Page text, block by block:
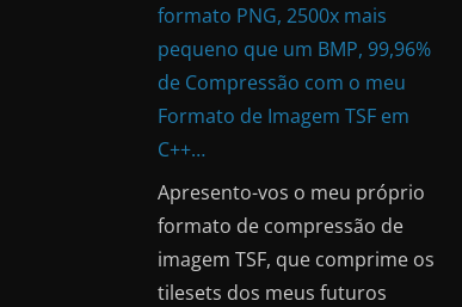
formato PNG, 2500x mais
pequeno que um BMP, 99,96%
de Compressão com o meu
Formato de Imagem TSF em
C++…
Apresento-vos o meu próprio
formato de compressão de
imagem TSF, que comprime os
tilesets dos meus futuros